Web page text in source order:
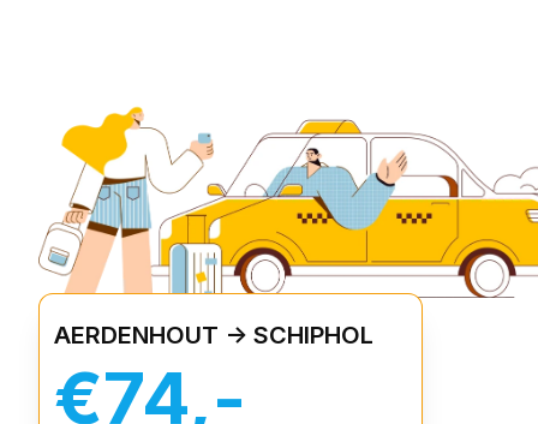
AERDENHOUT -> SCHIPHOL
€74,-